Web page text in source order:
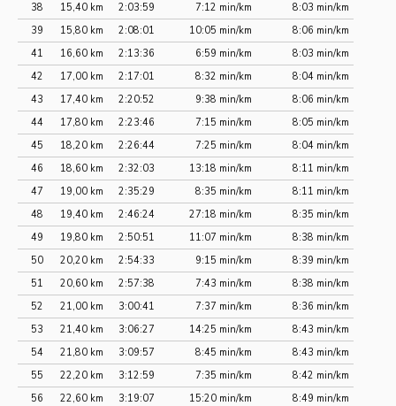
38
15,40 km 2:03:59 7:12 min/km
8:03 min/km
39
15,80 km 2:08:01 10:05 min/km
8:06 min/km
41
16,60 km 2:13:36 6:59 min/km
8:03 min/km
42
17,00 km 2:17:01 8:32 min/km
8:04 min/km
43
17,40 km 2:20:52 9:38 min/km
8:06 min/km
44
17,80 km 2:23:46 7:15 min/km
8:05 min/km
45
18,20 km 2:26:44 7:25 min/km
8:04 min/km
46
18,60 km 2:32:03 13:18 min/km
8:11 min/km
47
19,00 km 2:35:29 8:35 min/km
8:11 min/km
48
19,40 km 2:46:24 27:18 min/km
8:35 min/km
49
19,80 km 2:50:51 11:07 min/km
8:38 min/km
50
20,20 km 2:54:33 9:15 min/km
8:39 min/km
51
20,60 km 2:57:38 7:43 min/km
8:38 min/km
52
21,00 km 3:00:41 7:37 min/km
8:36 min/km
53
21,40 km 3:06:27 14:25 min/km
8:43 min/km
54
21,80 km 3:09:57 8:45 min/km
8:43 min/km
55
22,20 km 3:12:59 7:35 min/km
8:42 min/km
56
22,60 km 3:19:07 15:20 min/km
8:49 min/km